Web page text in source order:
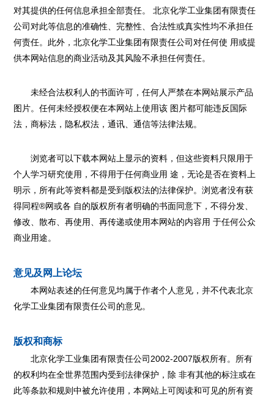
对其提供的任何信息承担全部责任。 北京化学工业集团有限责任
公司对此等信息的准确性、完整性、合法性或真实性均不承担任
何责任。此外，北京化学工业集团有限责任公司对任何使 用或提
供本网站信息的商业活动及其风险不承担任何责任。
未经合法权利人的书面许可，任何人严禁在本网站展示产品
图片。任何未经授权便在本网站上使用该 图片都可能违反国际
法，商标法，隐私权法，通讯、通信等法律法规。
浏览者可以下载本网站上显示的资料，但这些资料只限用于
个人学习研究使用，不得用于任何商业用 途，无论是否在资料上
明示，所有此等资料都是受到版权法的法律保护。浏览者没有获
得同程®网或各 自的版权所有者明确的书面同意下，不得分发、
修改、散布、再使用、再传递或使用本网站的内容用 于任何公众
商业用途。
意见及网上论坛
本网站表述的任何意见均属于作者个人意见，并不代表北京
化学工业集团有限责任公司的意见。
版权和商标
北京化学工业集团有限责任公司2002-2007版权所有。所有
的权利均在全世界范围内受到法律保护，除 非有其他的标注或在
此等条款和规则中被允许使用，本网站上可阅读和可见的所有资